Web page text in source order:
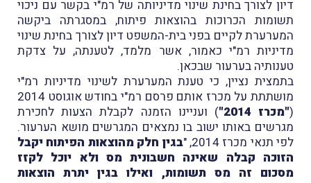
דיון לצורך בחינת שינוי מדיניותה של רמ"י בקשר עם ניכוי
תשומות הכרוכות בהוצאות פיתוח, במסגרתה ביקשה
המערערת לקיים בפני בית-המשפט דיון לצורך בחינת שינוי
מדיניות רמ"י כאמור, אשר מלמד, לטענתה, על צדקת
טענותיה בערעור שבכאן.
בתמצית נציין, כי טענת המערערת לשינוי מדיניות רמ"י
מושתתת על מכרז אותם פרסם רמ"י בחודש אוגוסט 2014
("מכרז 2014"
) ועניינו הזמנה לקבלת הצעות לחכירת
מגרשים באותו ישוב בו נמצאים המגרשים מושא הערעור.
לפי תנאי מכרז 2014, "
בגין חלק מהוצאות הפיתוח יקבל
הזוכה קבלה שאינה חשבונית מס ולא יוכל לקזז
מסכום זה מס תשומות, ואילו בגין יתרת הוצאות